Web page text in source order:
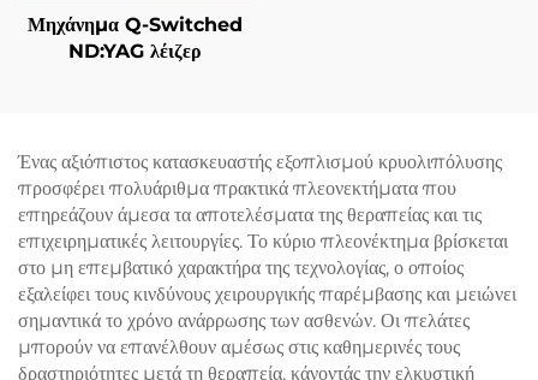
Μηχάνημα Q-Switched
ND:YAG λέιζερ
Ένας αξιόπιστος κατασκευαστής εξοπλισμού κρυολιπόλυσης
προσφέρει πολυάριθμα πρακτικά πλεονεκτήματα που
επηρεάζουν άμεσα τα αποτελέσματα της θεραπείας και τις
επιχειρηματικές λειτουργίες. Το κύριο πλεονέκτημα βρίσκεται
στο μη επεμβατικό χαρακτήρα της τεχνολογίας, ο οποίος
εξαλείφει τους κινδύνους χειρουργικής παρέμβασης και μειώνει
σημαντικά το χρόνο ανάρρωσης των ασθενών. Οι πελάτες
μπορούν να επανέλθουν αμέσως στις καθημερινές τους
δραστηριότητες μετά τη θεραπεία, κάνοντάς την ελκυστική